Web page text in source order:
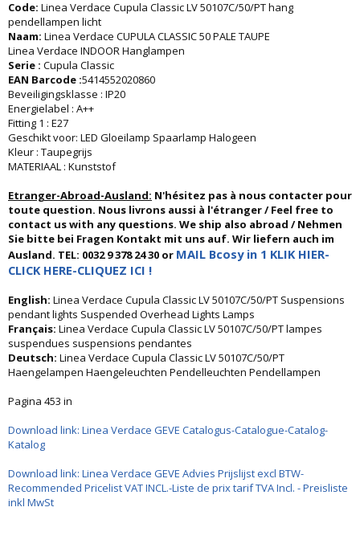
Code: Linea Verdace Cupula Classic LV 50107C/50/PT hang
pendellampen licht
Naam: Linea Verdace CUPULA CLASSIC 50 PALE TAUPE
Linea Verdace INDOOR Hanglampen
Serie : Cupula Classic
EAN Barcode :5414552020860
Beveiligingsklasse : IP20
Energielabel : A++
Fitting 1 : E27
Geschikt voor: LED Gloeilamp Spaarlamp Halogeen
Kleur : Taupegrijs
MATERIAAL : Kunststof
Etranger-Abroad-Ausland: N'hésitez pas à nous contacter pour
toute question. Nous livrons aussi à l'étranger / Feel free to
contact us with any questions. We ship also abroad / Nehmen
Sie bitte bei Fragen Kontakt mit uns auf. Wir liefern auch im
Ausland. TEL: 0032 9 378 24 30 or MAIL Bcosy in 1 KLIK HIER-
CLICK HERE-CLIQUEZ ICI !
English: Linea Verdace Cupula Classic LV 50107C/50/PT Suspensions
pendant lights Suspended Overhead Lights Lamps
Français: Linea Verdace Cupula Classic LV 50107C/50/PT lampes
suspendues suspensions pendantes
Deutsch: Linea Verdace Cupula Classic LV 50107C/50/PT
Haengelampen Haengeleuchten Pendelleuchten Pendellampen
Pagina 453 in
Download link: Linea Verdace GEVE Catalogus-Catalogue-Catalog-
Katalog
Download link: Linea Verdace GEVE Advies Prijslijst excl BTW-
Recommended Pricelist VAT INCL.-Liste de prix tarif TVA Incl. - Preisliste
inkl MwSt